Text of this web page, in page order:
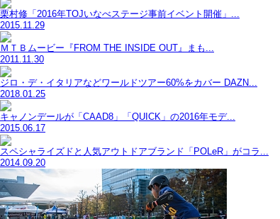
栗村修「2016年TOJいなべステージ事前イベント開催」...
2015.11.29
ＭＴＢムービー『FROM THE INSIDE OUT』まも...
2011.11.30
ジロ・デ・イタリアなどワールドツアー60%をカバー DAZN...
2018.01.25
キャノンデールが「CAAD8」「QUICK」の2016年モデ...
2015.06.17
スペシャライズドと人気アウトドアブランド「POLeR」がコラ...
2014.09.20